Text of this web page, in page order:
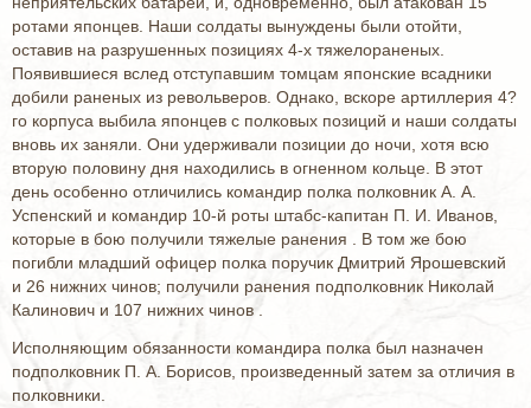
ротами японцев. Наши солдаты вынуждены были отойти,
оставив на разрушенных позициях 4-х тяжелораненых.
Появившиеся вслед отступавшим томцам японские всадники
добили раненых из револьверов. Однако, вскоре артиллерия 4?
го корпуса выбила японцев с полковых позиций и наши солдаты
вновь их заняли. Они удерживали позиции до ночи, хотя всю
вторую половину дня находились в огненном кольце. В этот
день особенно отличились командир полка полковник А. А.
Успенский и командир 10-й роты штабс-капитан П. И. Иванов,
которые в бою получили тяжелые ранения . В том же бою
погибли младший офицер полка поручик Дмитрий Ярошевский
и 26 нижних чинов; получили ранения подполковник Николай
Калинович и 107 нижних чинов .
Исполняющим обязанности командира полка был назначен
подполковник П. А. Борисов, произведенный затем за отличия в
полковники.